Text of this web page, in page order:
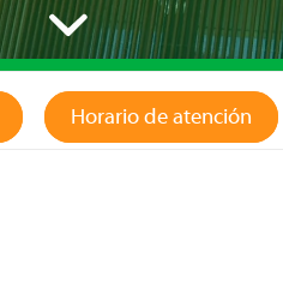
Horario de atención